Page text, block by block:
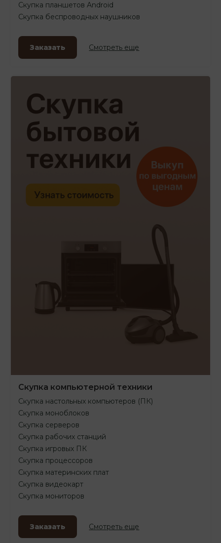
Скупка планшетов Android
Скупка беспроводных наушников
Заказать Смотреть еще
Скупка компьютерной техники
Скупка настольных компьютеров (ПК)
Скупка моноблоков
Скупка серверов
Скупка рабочих станций
Скупка игровых ПК
Скупка процессоров
Скупка материнских плат
Скупка видеокарт
Скупка мониторов
Заказать Смотреть еще